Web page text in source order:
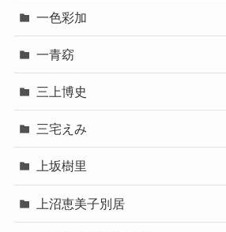
一色彩加
一青窈
三上博史
三宅えみ
上坂樹里
上沼恵美子別居